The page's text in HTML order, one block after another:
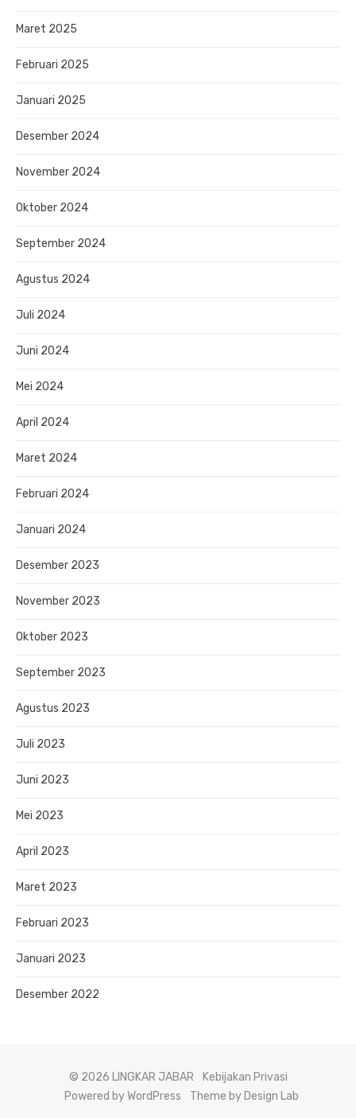
Maret 2025
Februari 2025
Januari 2025
Desember 2024
November 2024
Oktober 2024
September 2024
Agustus 2024
Juli 2024
Juni 2024
Mei 2024
April 2024
Maret 2024
Februari 2024
Januari 2024
Desember 2023
November 2023
Oktober 2023
September 2023
Agustus 2023
Juli 2023
Juni 2023
Mei 2023
April 2023
Maret 2023
Februari 2023
Januari 2023
Desember 2022
© 2026 LINGKAR JABAR
Kebijakan Privasi
Powered by WordPress
Theme by Design Lab